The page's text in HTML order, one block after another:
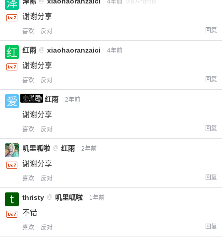
谢谢分享
喜欢 反对 回复
红雨 @ xiaohaoranzaici 4年前
谢谢分享
喜欢 反对 回复
小黑屋
爱X @ 红雨 2年前
谢谢分享
喜欢 反对 回复
叽里呱啦 @ 红雨 2年前
谢谢分享
喜欢 反对 回复
thristy @ 叽里呱啦 1年前
不错
喜欢 反对 回复